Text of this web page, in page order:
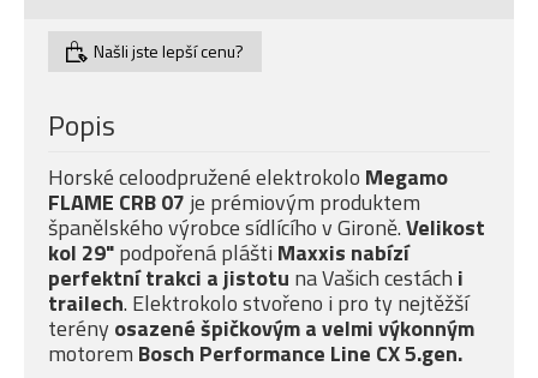
Našli jste lepší cenu?
Popis
Horské celoodpružené elektrokolo Megamo
FLAME CRB 07 je prémiovým produktem
španělského výrobce sídlícího v Gironě.Velikost
kol 29"podpořená plášti Maxxis nabízí
perfektní trakci a jistotu na Vašich cestách i
trailech. Elektrokolo stvořeno i pro ty nejtěžší
terény osazené špičkovým a velmivýkonným
motorem Bosch Performance Line CX 5.gen.